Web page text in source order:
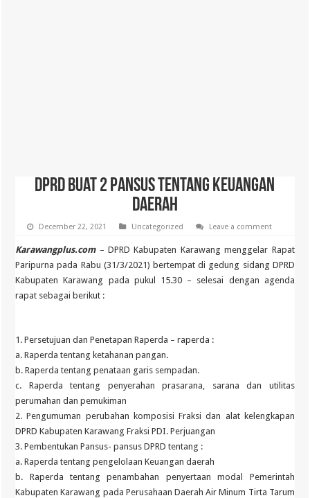
DPRD Buat 2 Pansus Tentang Keuangan
Daerah
December 22, 2021 Uncategorized Leave a comment
Karawangplus.com– DPRD Kabupaten Karawang menggelar Rapat
Paripurna pada Rabu (31/3/2021) bertempat di gedung sidang DPRD
Kabupaten Karawang pada pukul 15.30 – selesai dengan agenda
rapat sebagai berikut :
1. Persetujuan dan Penetapan Raperda – raperda :
a. Raperda tentang ketahanan pangan.
b. Raperda tentang penataan garis sempadan.
c. Raperda tentang penyerahan prasarana, sarana dan utilitas
perumahan dan pemukiman
2. Pengumuman perubahan komposisi Fraksi dan alat kelengkapan
DPRD Kabupaten Karawang Fraksi PDI. Perjuangan
3. Pembentukan Pansus- pansus DPRD tentang :
a. Raperda tentang pengelolaan Keuangan daerah
b. Raperda tentang penambahan penyertaan modal Pemerintah
Kabupaten Karawang pada Perusahaan Daerah Air Minum Tirta Tarum